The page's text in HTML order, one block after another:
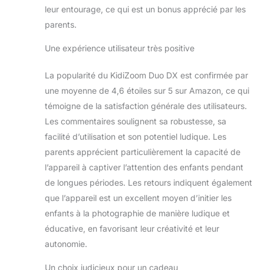
leur entourage, ce qui est un bonus apprécié par les
parents.
Une expérience utilisateur très positive
La popularité du KidiZoom Duo DX est confirmée par
une moyenne de 4,6 étoiles sur 5 sur Amazon, ce qui
témoigne de la satisfaction générale des utilisateurs.
Les commentaires soulignent sa robustesse, sa
facilité d’utilisation et son potentiel ludique. Les
parents apprécient particulièrement la capacité de
l’appareil à captiver l’attention des enfants pendant
de longues périodes. Les retours indiquent également
que l’appareil est un excellent moyen d’initier les
enfants à la photographie de manière ludique et
éducative, en favorisant leur créativité et leur
autonomie.
Un choix judicieux pour un cadeau